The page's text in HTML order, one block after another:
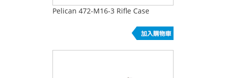
Pelican 472-M16-3 Rifle Case